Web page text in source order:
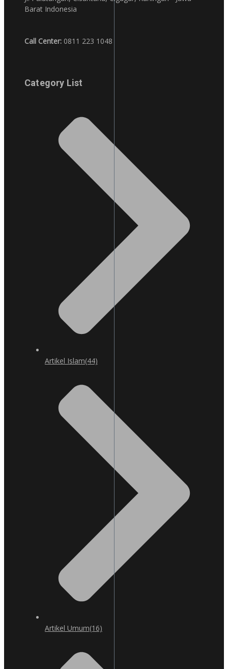
Barat Indonesia
Call Center: 0811 223 1048
Category List
Artikel Islam(44)
Artikel Umum(16)